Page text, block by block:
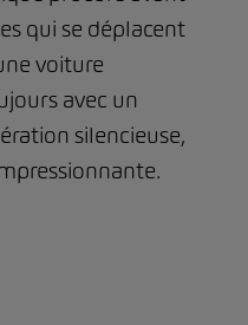
qui se déplacent
voiture
avec un
silencieuse,